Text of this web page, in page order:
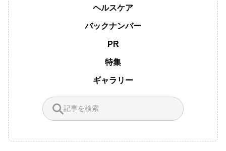
ヘルスケア
バックナンバー
PR
特集
ギャラリー